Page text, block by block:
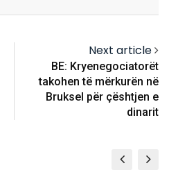
Next article
BE: Kryenegociatorët
takohen të mërkurën në
Bruksel për çështjen e
dinarit